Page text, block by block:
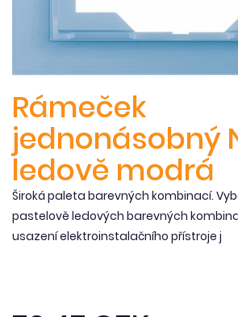
Rámeček
jednonásobný
ledově modrá
Široká paleta barevných kombinací.
pastelově ledových barevných
usazení elektroinstalačního přístroje j